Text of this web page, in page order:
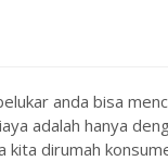
anda bisa
adalah hanya
dirumah